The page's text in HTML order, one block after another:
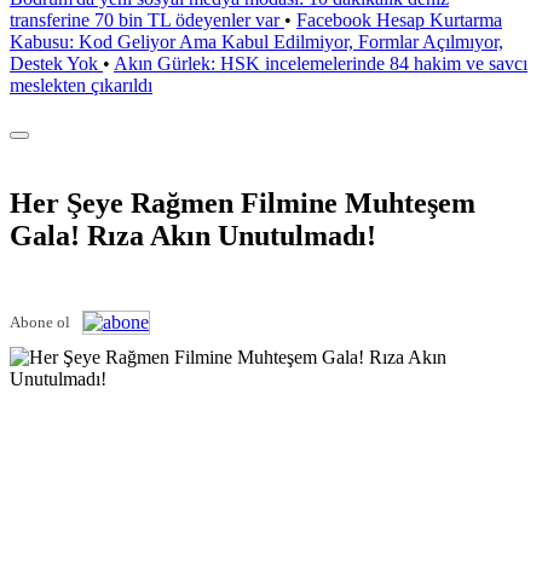
transferine 70 bin TL ödeyenler var • Facebook Hesap Kurtarma
Kabusu: Kod Geliyor Ama Kabul Edilmiyor, Formlar Açılmıyor,
Destek Yok • Akın Gürlek: HSK incelemelerinde 84 hakim ve savcı
meslekten çıkarıldı
Her Şeye Rağmen Filmine Muhteşem
Gala! Rıza Akın Unutulmadı!
Abone ol